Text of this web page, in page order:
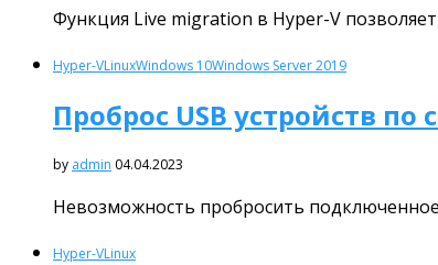
Функция Live migration в Hyper-V
Hyper-VLinuxWindows 10Windows Server 2019
Проброс USB устройств
by admin 04.04.2023
Невозможность пробросить
Hyper-VLinux